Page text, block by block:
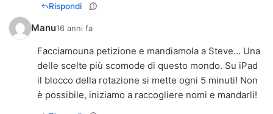
Rispondi
Manu16 anni fa
Facciamouna petizione e mandiamola a Steve... Una
delle scelte più scomode di questo mondo. Su iPad
il blocco della rotazione si mette ogni 5 minuti! Non
è possibile, iniziamo a raccogliere nomi e mandarli!